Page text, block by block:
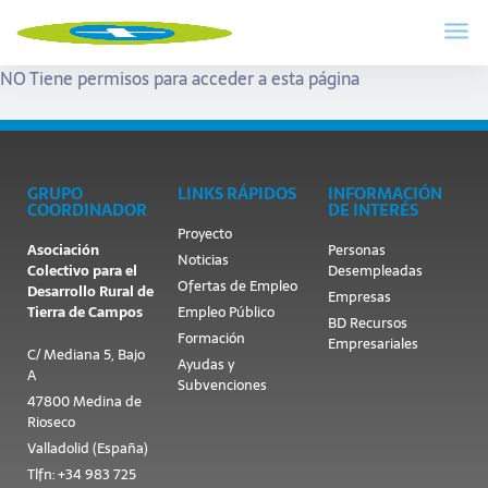
NO Tiene permisos para acceder a esta página
GRUPO
COORDINADOR
Asociación
Colectivo para el
Desarrollo Rural de
Tierra de Campos
C/ Mediana 5, Bajo
A
47800 Medina de
Rioseco
Valladolid (España)
Tlfn: +34 983 725
LINKS RÁPIDOS
Proyecto
Noticias
Ofertas de Empleo
Empleo Público
Formación
Ayudas y
Subvenciones
INFORMACIÓN
DE INTERÉS
Personas
Desempleadas
Empresas
BD Recursos
Empresariales